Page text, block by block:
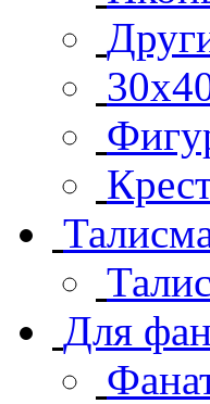
Для